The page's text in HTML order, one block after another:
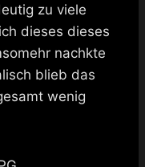
zu viele
dieses dieses
nachkte
blieb das
wenig